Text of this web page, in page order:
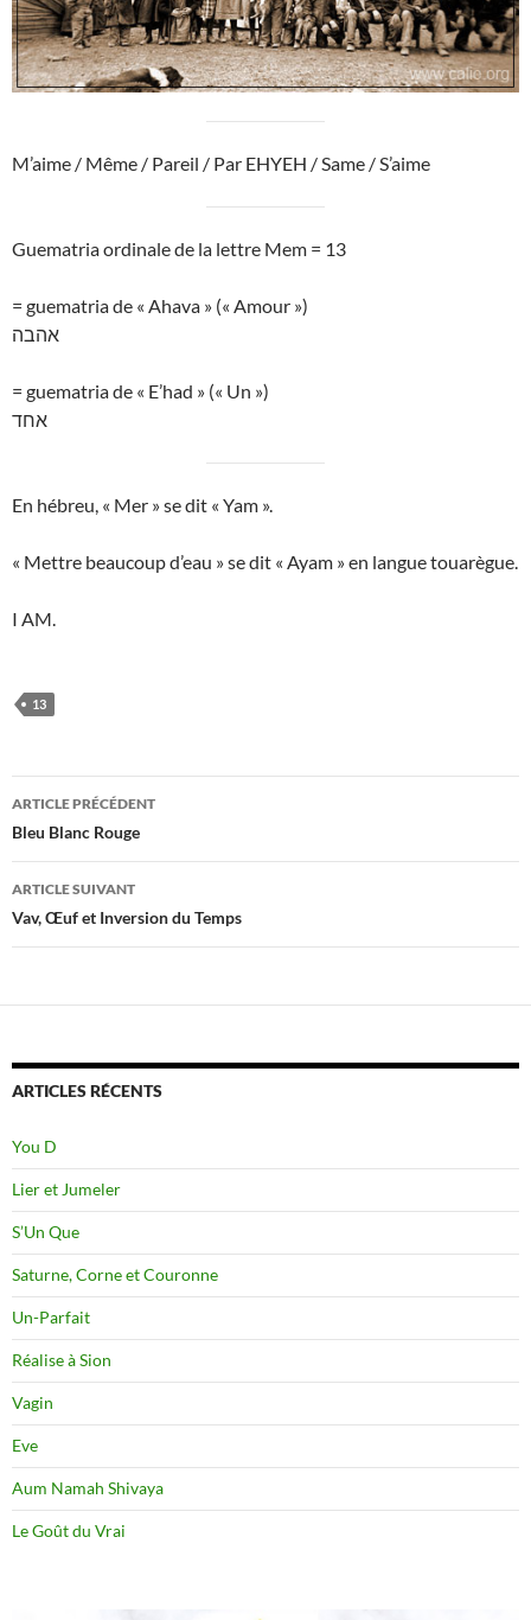
M’aime / Même / Pareil / Par EHYEH / Same / S’aime
Guematria ordinale de la lettre Mem = 13
= guematria de « Ahava » (« Amour »)
אהבה
= guematria de « E’had » (« Un »)
אחד
En hébreu, « Mer » se dit « Yam ».
« Mettre beaucoup d’eau » se dit « Ayam » en langue touarègue.
I AM.
13
Navigation
des
articles
ARTICLE PRÉCÉDENT
Bleu Blanc Rouge
ARTICLE SUIVANT
Vav, Œuf et Inversion du Temps
ARTICLES RÉCENTS
You D
Lier et Jumeler
S’Un Que
Saturne, Corne et Couronne
Un-Parfait
Réalise à Sion
Vagin
Eve
Aum Namah Shivaya
Le Goût du Vrai